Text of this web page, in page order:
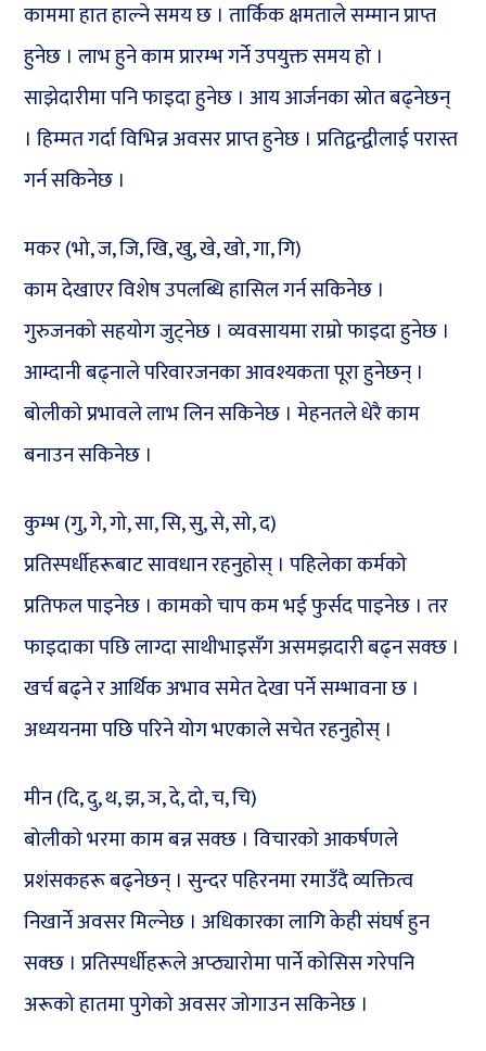
काममा हात हाल्ने समय छ । तार्किक क्षमताले सम्मान प्राप्त
हुनेछ । लाभ हुने काम प्रारम्भ गर्ने उपयुक्त समय हो ।
साझेदारीमा पनि फाइदा हुनेछ । आय आर्जनका स्रोत बढ्नेछन्
। हिम्मत गर्दा विभिन्न अवसर प्राप्त हुनेछ । प्रतिद्वन्द्वीलाई परास्त
गर्न सकिनेछ ।
मकर (भो, ज, जि, खि, खु, खे, खो, गा, गि)
काम देखाएर विशेष उपलब्धि हासिल गर्न सकिनेछ ।
गुरुजनको सहयोग जुट्नेछ । व्यवसायमा राम्रो फाइदा हुनेछ ।
आम्दानी बढ्नाले परिवारजनका आवश्यकता पूरा हुनेछन् ।
बोलीको प्रभावले लाभ लिन सकिनेछ । मेहनतले धेरै काम
बनाउन सकिनेछ ।
कुम्भ (गु, गे, गो, सा, सि, सु, से, सो, द)
प्रतिस्पर्धीहरूबाट सावधान रहनुहोस् । पहिलेका कर्मको
प्रतिफल पाइनेछ । कामको चाप कम भई फुर्सद पाइनेछ । तर
फाइदाका पछि लाग्दा साथीभाइसँग असमझदारी बढ्न सक्छ ।
खर्च बढ्ने र आर्थिक अभाव समेत देखा पर्ने सम्भावना छ ।
अध्ययनमा पछि परिने योग भएकाले सचेत रहनुहोस् ।
मीन (दि, दु, थ, झ, ञ, दे, दो, च, चि)
बोलीको भरमा काम बन्न सक्छ । विचारको आकर्षणले
प्रशंसकहरू बढ्नेछन् । सुन्दर पहिरनमा रमाउँदै व्यक्तित्व
निखार्ने अवसर मिल्नेछ । अधिकारका लागि केही संघर्ष हुन
सक्छ । प्रतिस्पर्धीहरूले अप्ठ्यारोमा पार्ने कोसिस गरेपनि
अरूको हातमा पुगेको अवसर जोगाउन सकिनेछ ।